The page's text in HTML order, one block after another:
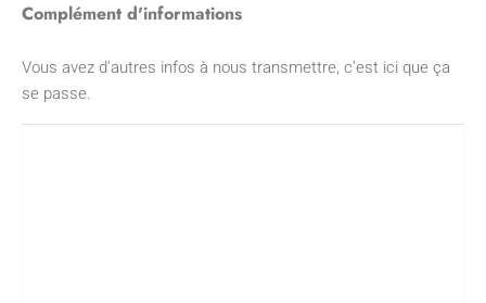
Complément d'informations
Vous avez d'autres infos à nous transmettre, c'est ici que ça
se passe.